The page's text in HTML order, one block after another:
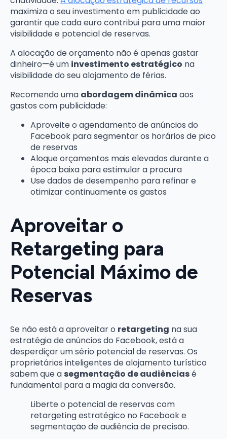
maximiza o seu investimento em publicidade ao
garantir que cada euro contribui para uma maior
visibilidade e potencial de reservas.
A alocação de orçamento não é apenas gastar
dinheiro—é um investimento estratégico na
visibilidade do seu alojamento de férias.
Recomendo uma abordagem dinâmica aos
gastos com publicidade:
Aproveite o agendamento de anúncios do
Facebook para segmentar os horários de pico
de reservas
Aloque orçamentos mais elevados durante a
época baixa para estimular a procura
Use dados de desempenho para refinar e
otimizar continuamente os gastos
Aproveitar o
Retargeting para
Potencial Máximo de
Reservas
Se não está a aproveitar o retargeting na sua
estratégia de anúncios do Facebook, está a
desperdiçar um sério potencial de reservas. Os
proprietários inteligentes de alojamento turístico
sabem que a segmentação de audiênciasé
fundamental para a magia da conversão.
Liberte o potencial de reservas com
retargeting estratégico no Facebook e
segmentação de audiência de precisão.